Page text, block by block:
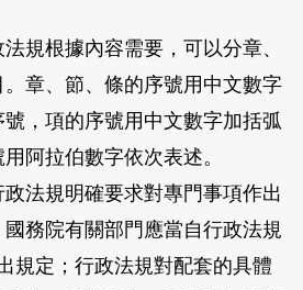
規根據內容需要，可以分章、
章、節、條的序號用中文數字
，項的序號用中文數字加括弧
阿拉伯數字依次表述。
法規明確要求對專門事項作出
務院有關部門應當自行政法規
規定；行政法規對配套的具體